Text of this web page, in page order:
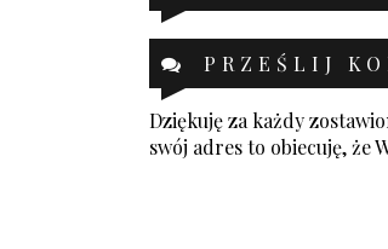
PRZEŚLIJ
Dziękuję za każdy
swój adres to obiecuję, że